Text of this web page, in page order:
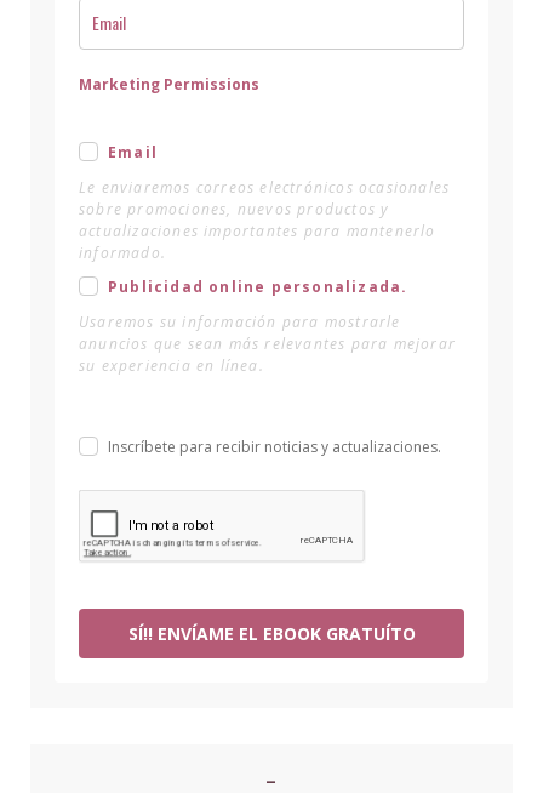
Marketing Permissions
Email
Le enviaremos correos electrónicos ocasionales
sobre promociones, nuevos productos y
actualizaciones importantes para mantenerlo
informado.
Publicidad online personalizada.
Usaremos su información para mostrarle
anuncios que sean más relevantes para mejorar
su experiencia en línea.
Inscríbete para recibir noticias y actualizaciones.
SÍ!! ENVÍAME EL EBOOK GRATUÍTO